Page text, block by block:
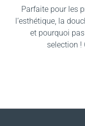
Parfaite pour les
l’esthétique, la
et pourquoi
selection !